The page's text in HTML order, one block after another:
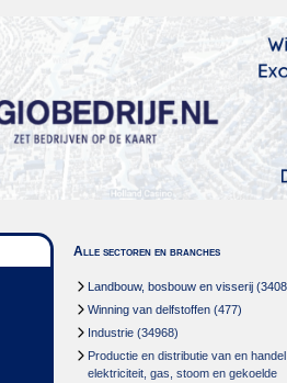
Alle sectoren en branches
Landbouw, bosbouw en visserij
Winning van delfstoffen (477)
Industrie (34968)
Productie en distributie van en
elektriciteit, gas, stoom en gekoelde